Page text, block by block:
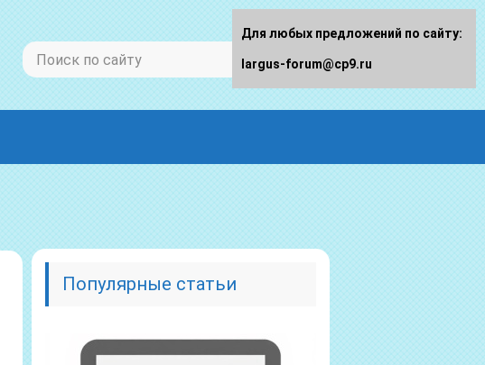
Популярные статьи
Для любых предложений по сайту:
largus-forum@cp9.ru